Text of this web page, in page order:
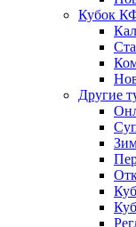
Кубок
Другие